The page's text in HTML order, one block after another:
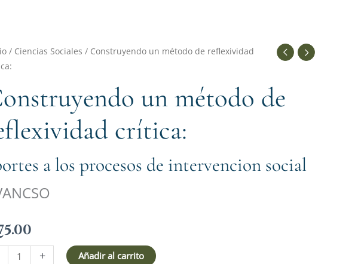
/ Ciencias Sociales / Construyendo un método de reflexividad
un método de
crítica:
a los procesos de intervencion social
+ Añadir al carrito